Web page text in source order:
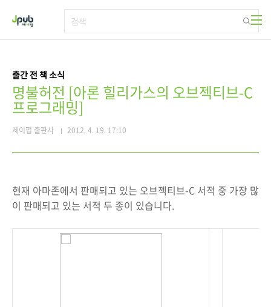
출간 전 책 소식
명불허전 [아론 힐리가스의 오브젝티브-C
프로그래밍]
제이펍 출판사 2012. 4. 19. 17:10
현재 아마존에서 판매되고 있는 오브젝티브-C 서적 중 가장 많
이 판매되고 있는 서적 두 종이 있습니다.